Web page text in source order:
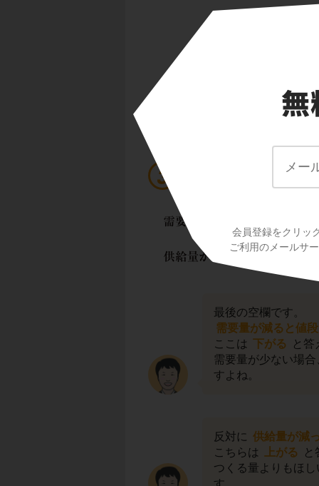
会員登録をクリッ
ご利用のメールサ
生産者が価格を見
供給量 で
需要＝ほしい、供
需要と供給のバラ
最後の空欄です。
需要量が減ると値
ここは 下がる
と答
需要量が少ない場
すよね。
反対に 供給量が減
こちらは
上がる
と
つくる量よりもほ
す。